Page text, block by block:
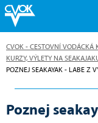
CVOK - CESTOVNÍ VODÁCKÁ
KURZY, VÝLETY NA
CURRENT:
POZNEJ SEAKAYAK - LABE Z
Poznej